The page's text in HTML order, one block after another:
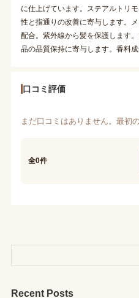
に仕上げています。ステアルトリ
性と指通りの改善に寄与します。
配合。紫外線から髪を保護します
品の品質保持に寄与します。香料成
口コミ評価
まだ口コミはありません。最初
全0件
Recent Posts